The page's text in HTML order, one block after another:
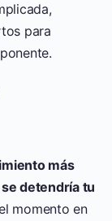
para
más
detendría tu
momento en